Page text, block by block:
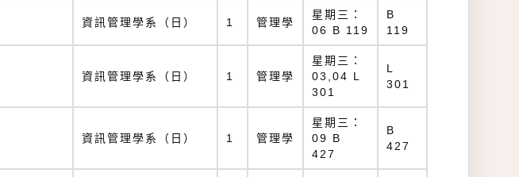
資訊管理學系（日） 1 管理學
星期三：
06 B 119
B
119
資訊管理學系（日） 1 管理學
星期三：
03,04 L
301
L
301
資訊管理學系（日） 1 管理學
星期三：
09 B
427
B
427